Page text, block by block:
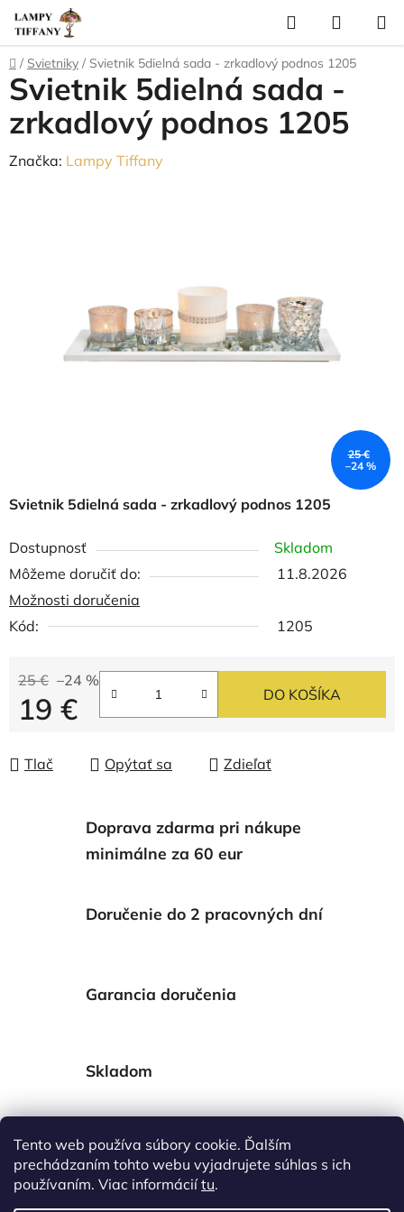
Tento web používa súbory cookie. Ďalším
prechádzaním tohto webu vyjadrujete súhlas s ich
používaním. Viac informáciítu.
Prejsť
na
obsah
Hľadať
KOŠÍK
Domov
/ Svietniky / Svietnik 5dielná sada - zrkadlový podnos 1205
Svietnik 5dielná sada - zrkadlový podnos 1205
Dostupnosť
Skladom
Môžeme doručiť do:
11.8.2026
Možnosti doručenia
Kód:
1205
25 € –24 %
19 € DO KOŠÍKA
Tlač Opýtať sa Zdieľať
Svietnik 5dielná sada -
zrkadlový podnos 1205
Značka: Lampy Tiffany
25 €
–24 %
Doprava zdarma pri nákupe
minimálne za 60 eur
Doručenie do 2 pracovných dní
Garancia doručenia
Skladom
Popis